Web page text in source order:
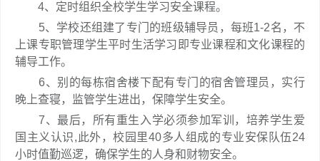
4、定时组织全校学生学习安全课程。
5、学校还组建了专门的班级辅导员，每班1-2名，不
上课专职管理学生平时生活学习即专业课程和文化课程的
辅导工作。
6、别的每栋宿舍楼下配有专门的宿舍管理员，实行
晚上查寝，监管学生进出，保障学生安全。
7、最后，所有重生入学必须参加军训，培养学生爱
国主义认识,此外，校园里40多人组成的专业安保队伍24
小时值勤巡逻，确保学生的人身和财物安全。